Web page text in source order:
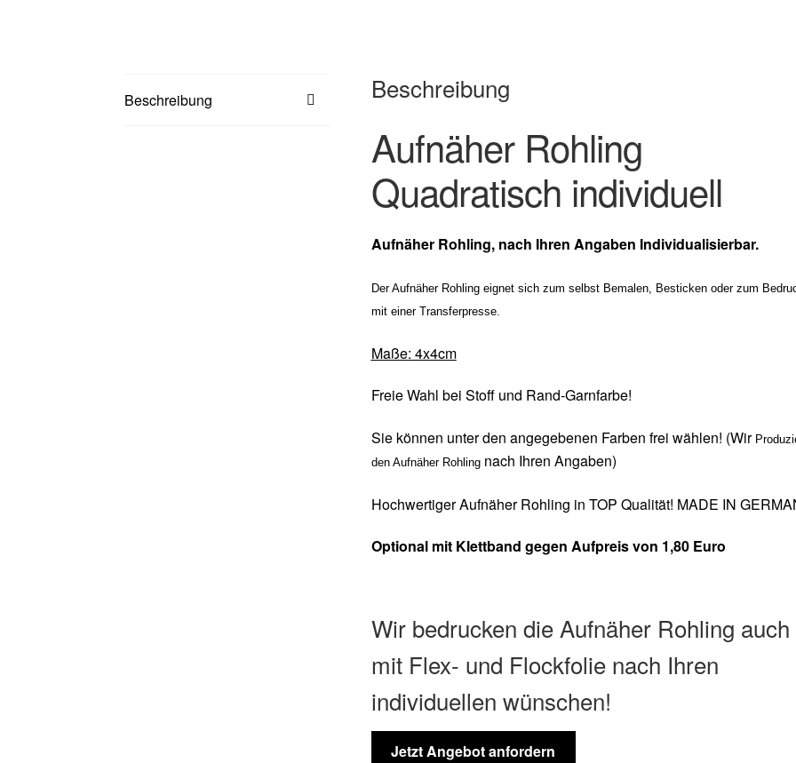
Beschreibung Beschreibung
Aufnäher Rohling
Quadratisch individuell
Aufnäher Rohling, nach Ihren Angaben Individualisierbar.
Der Aufnäher Rohling eignet sich zum selbst Bemalen, Besticken oder zum
mit einer Transferpresse.
Maße: 4x4cm
Freie Wahl bei Stoff und Rand-Garnfarbe!
Sie können unter den angegebenen Farben frei wählen! (Wir
den Aufnäher Rohling nach Ihren Angaben)
Hochwertiger Aufnäher Rohling in TOP Qualität! MADE IN
Optional mit Klettband gegen Aufpreis von 1,80 Euro
Wir bedrucken die Aufnäher Rohling auch
mit Flex- und Flockfolie nach Ihren
individuellen wünschen!
Jetzt Angebot anfordern